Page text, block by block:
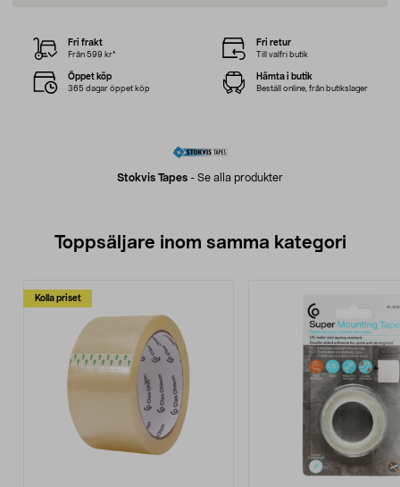
Stokvis Tapes - Se alla produkter
Fri frakt
Från 599 kr*
Fri retur
Till valfri butik
Öppet köp
365 dagar öppet köp
Hämta i butik
Beställ online, från butikslager
Toppsäljare inom samma kategori
Kolla priset